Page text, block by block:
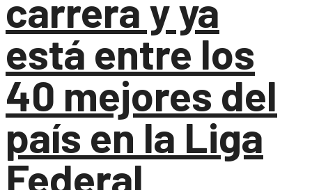
carrera y ya
está entre los
40 mejores del
país en la Liga
Federal